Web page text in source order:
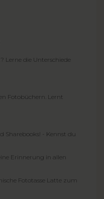
Lerne die Unterschiede
Fotobüchern. Lernt
Sharebooks! - Kennst du
Erinnerung in allen
Fototasse Latte zum